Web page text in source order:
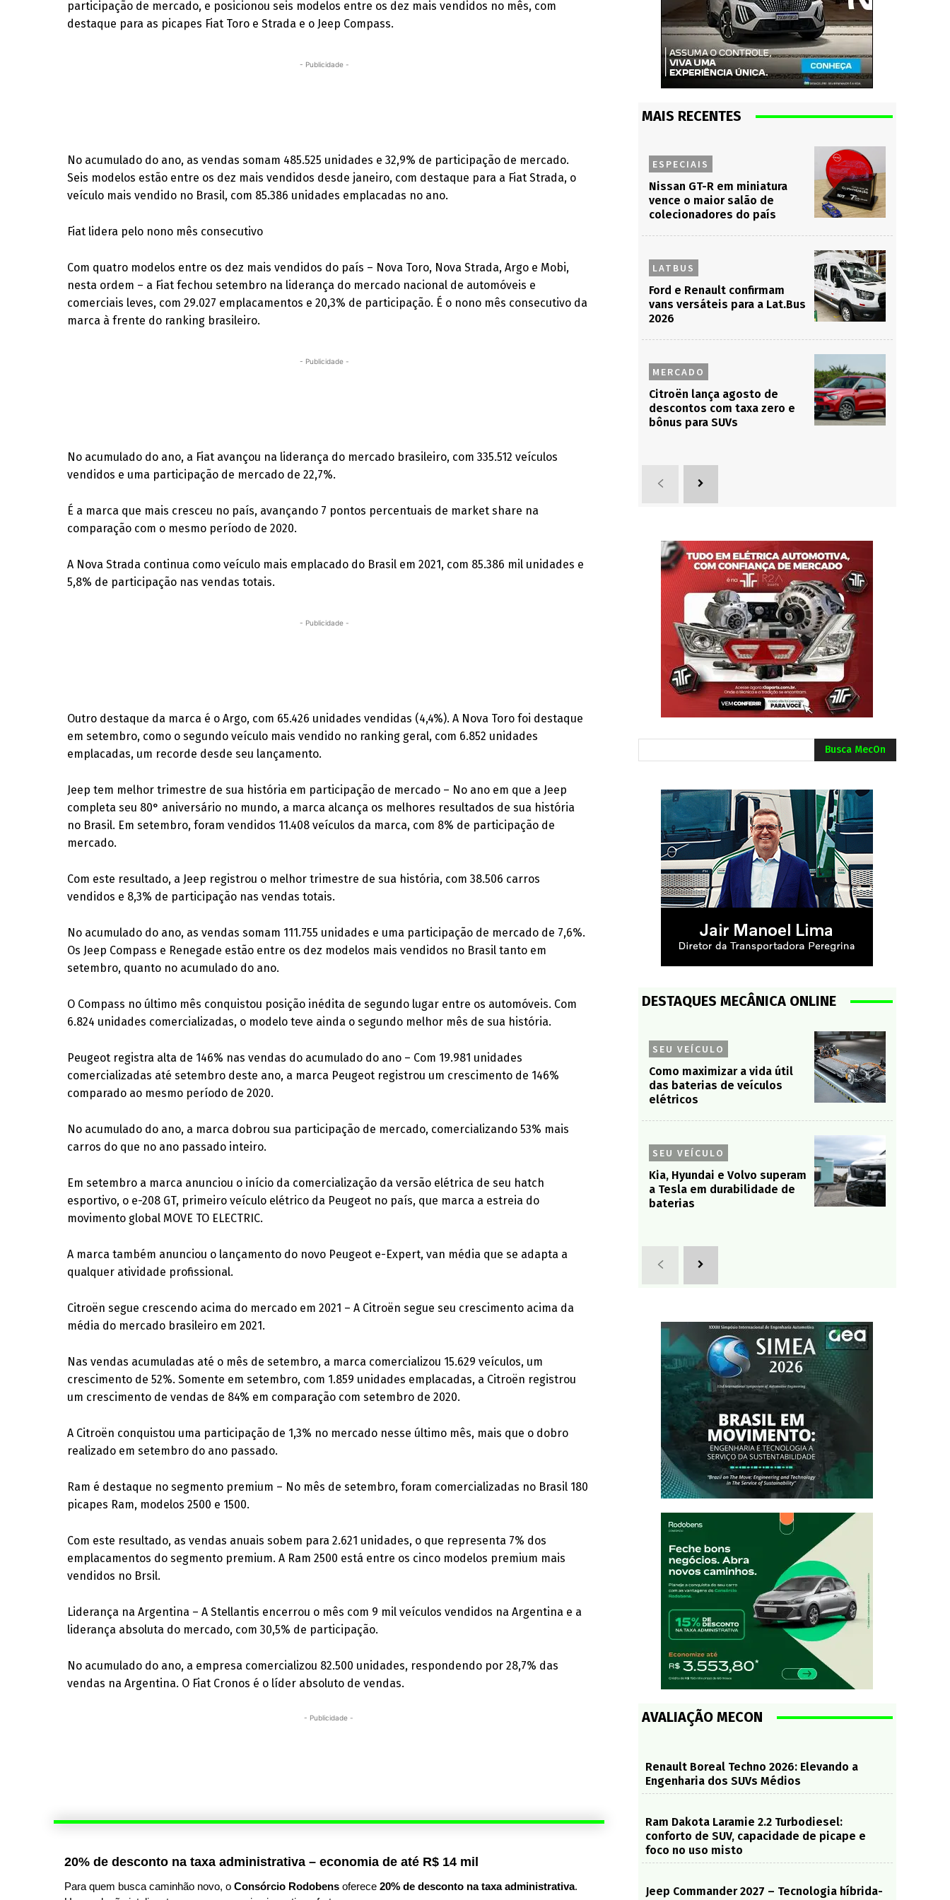
participação de mercado, e posicionou seis modelos entre os dez mais vendidos no mês, com
destaque para as picapes Fiat Toro e Strada e o Jeep Compass.
- Publicidade -
No acumulado do ano, as vendas somam 485.525 unidades e 32,9% de participação de mercado.
Seis modelos estão entre os dez mais vendidos desde janeiro, com destaque para a Fiat Strada, o
veículo mais vendido no Brasil, com 85.386 unidades emplacadas no ano.
Fiat lidera pelo nono mês consecutivo
Com quatro modelos entre os dez mais vendidos do país – Nova Toro, Nova Strada, Argo e Mobi,
nesta ordem – a Fiat fechou setembro na liderança do mercado nacional de automóveis e
comerciais leves, com 29.027 emplacamentos e 20,3% de participação. É o nono mês consecutivo da
marca à frente do ranking brasileiro.
- Publicidade -
No acumulado do ano, a Fiat avançou na liderança do mercado brasileiro, com 335.512 veículos
vendidos e uma participação de mercado de 22,7%.
É a marca que mais cresceu no país, avançando 7 pontos percentuais de market share na
comparação com o mesmo período de 2020.
A Nova Strada continua como veículo mais emplacado do Brasil em 2021, com 85.386 mil unidades e
5,8% de participação nas vendas totais.
- Publicidade -
Outro destaque da marca é o Argo, com 65.426 unidades vendidas (4,4%). A Nova Toro foi destaque
em setembro, como o segundo veículo mais vendido no ranking geral, com 6.852 unidades
emplacadas, um recorde desde seu lançamento.
Jeep tem melhor trimestre de sua história em participação de mercado – No ano em que a Jeep
completa seu 80° aniversário no mundo, a marca alcança os melhores resultados de sua história
no Brasil. Em setembro, foram vendidos 11.408 veículos da marca, com 8% de participação de
mercado.
Com este resultado, a Jeep registrou o melhor trimestre de sua história, com 38.506 carros
vendidos e 8,3% de participação nas vendas totais.
No acumulado do ano, as vendas somam 111.755 unidades e uma participação de mercado de 7,6%.
Os Jeep Compass e Renegade estão entre os dez modelos mais vendidos no Brasil tanto em
setembro, quanto no acumulado do ano.
O Compass no último mês conquistou posição inédita de segundo lugar entre os automóveis. Com
6.824 unidades comercializadas, o modelo teve ainda o segundo melhor mês de sua história.
Peugeot registra alta de 146% nas vendas do acumulado do ano – Com 19.981 unidades
comercializadas até setembro deste ano, a marca Peugeot registrou um crescimento de 146%
comparado ao mesmo período de 2020.
No acumulado do ano, a marca dobrou sua participação de mercado, comercializando 53% mais
carros do que no ano passado inteiro.
Em setembro a marca anunciou o início da comercialização da versão elétrica de seu hatch
esportivo, o e-208 GT, primeiro veículo elétrico da Peugeot no país, que marca a estreia do
movimento global MOVE TO ELECTRIC.
A marca também anunciou o lançamento do novo Peugeot e-Expert, van média que se adapta a
qualquer atividade profissional.
Citroën segue crescendo acima do mercado em 2021 – A Citroën segue seu crescimento acima da
média do mercado brasileiro em 2021.
Nas vendas acumuladas até o mês de setembro, a marca comercializou 15.629 veículos, um
crescimento de 52%. Somente em setembro, com 1.859 unidades emplacadas, a Citroën registrou
um crescimento de vendas de 84% em comparação com setembro de 2020.
A Citroën conquistou uma participação de 1,3% no mercado nesse último mês, mais que o dobro
realizado em setembro do ano passado.
Ram é destaque no segmento premium – No mês de setembro, foram comercializadas no Brasil 180
picapes Ram, modelos 2500 e 1500.
Com este resultado, as vendas anuais sobem para 2.621 unidades, o que representa 7% dos
emplacamentos do segmento premium. A Ram 2500 está entre os cinco modelos premium mais
vendidos no Brsil.
Liderança na Argentina – A Stellantis encerrou o mês com 9 mil veículos vendidos na Argentina e a
liderança absoluta do mercado, com 30,5% de participação.
No acumulado do ano, a empresa comercializou 82.500 unidades, respondendo por 28,7% das
vendas na Argentina. O Fiat Cronos é o líder absoluto de vendas.
- Publicidade -
20% de desconto na taxa administrativa – economia de até R$ 14 mil
Para quem busca caminhão novo, o Consórcio Rodobens oferece 20% de desconto na taxa administrativa.
MAIS RECENTES
ESPECIAIS
Nissan GT-R em miniatura
vence o maior salão de
colecionadores do país
LATBUS
Ford e Renault confirmam
vans versáteis para a Lat.Bus
2026
MERCADO
Citroën lança agosto de
descontos com taxa zero e
bônus para SUVs
Busca MecOn
DESTAQUES MECÂNICA ONLINE
SEU VEÍCULO
Como maximizar a vida útil
das baterias de veículos
elétricos
SEU VEÍCULO
Kia, Hyundai e Volvo superam
a Tesla em durabilidade de
baterias
AVALIAÇÃO MECON
Renault Boreal Techno 2026: Elevando a
Engenharia dos SUVs Médios
Ram Dakota Laramie 2.2 Turbodiesel:
conforto de SUV, capacidade de picape e
foco no uso misto
Jeep Commander 2027 – Tecnologia híbrida-